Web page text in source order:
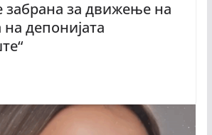
забрана за движење на
на депонијата